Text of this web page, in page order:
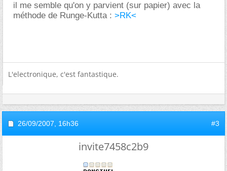
il me semble qu'on y parvient (sur papier) avec la
méthode de Runge-Kutta : >RK<
L'electronique, c'est fantastique.
26/09/2007, 16h36 #3
invite7458c2b9